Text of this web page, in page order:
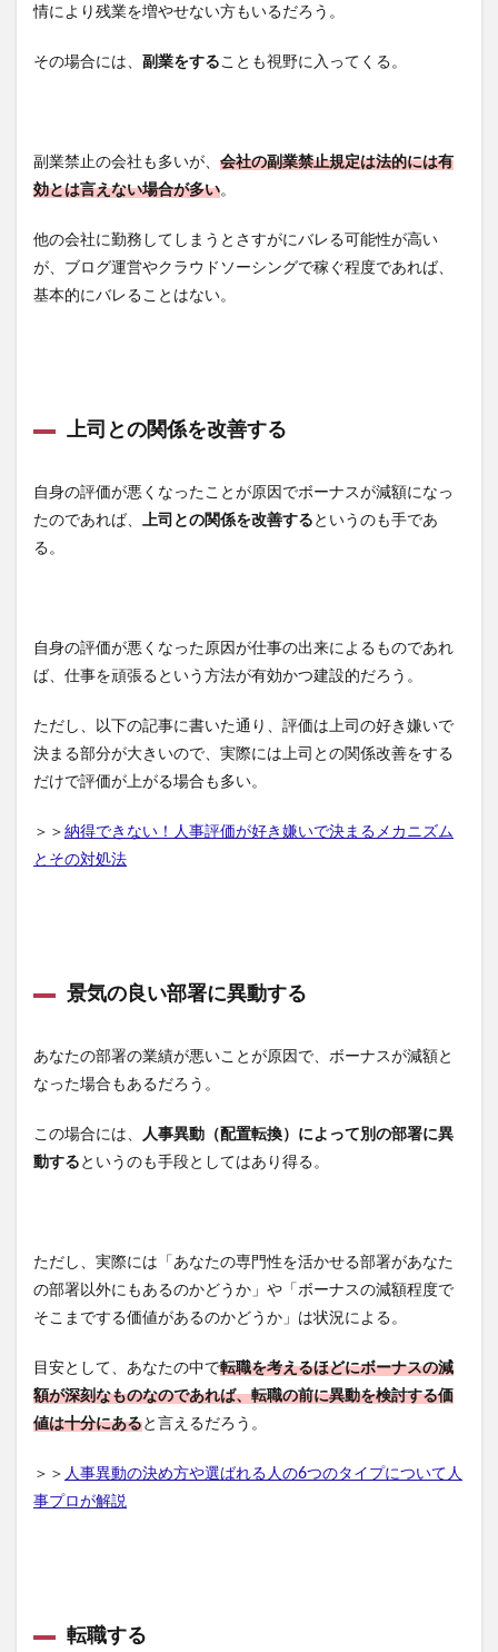
情により残業を増やせない方もいるだろう。
その場合には、 副業をすることも視野に入ってくる。
副業禁止の会社も多いが、 会社の副業禁止規定は法的には有
効とは言えない場合が多い。
他の会社に勤務してしまうとさすがにバレる可能性が高い
が、ブログ運営やクラウドソーシングで稼ぐ程度であれば、
基本的にバレることはない。
上司との関係を改善する
自身の評価が悪くなったことが原因でボーナスが減額になっ
たのであれば、 上司との関係を改善する というのも手であ
る。
自身の評価が悪くなった原因が仕事の出来によるものであれ
ば、仕事を頑張るという方法が有効かつ建設的だろう。
ただし、以下の記事に書いた通り、評価は上司の好き嫌いで
決まる部分が大きいので、実際には上司との関係改善をする
だけで評価が上がる場合も多い。
＞＞ 納得できない！人事評価が好き嫌いで決まるメカニズム
とその対処法
景気の良い部署に異動する
あなたの部署の業績が悪いことが原因で、ボーナスが減額と
なった場合もあるだろう。
この場合には、
人事異動（配置転換）によって別の部署に異
動する というのも手段としてはあり得る。
ただし、実際には「あなたの専門性を活かせる部署があなた
の部署以外にもあるのかどうか」や「ボーナスの減額程度で
そこまでする価値があるのかどうか」は状況による。
目安として、あなたの中で転職を考えるほどにボーナスの減
額が深刻なものなのであれば、転職の前に異動を検討する価
値は十分にあると言えるだろう。
＞＞ 人事異動の決め方や選ばれる人の6つのタイプについて人
事プロが解説
転職する